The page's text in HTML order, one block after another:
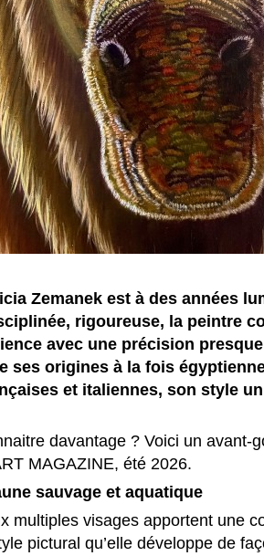
Zemanek est à des années
rigoureuse, la peintre
avec une précision
ses origines à la fois
et italiennes, son style
davantage ? Voici un avant-
MAGAZINE, été 2026.
sauvage et aquatique
multiples visages apportent une
pictural qu’elle développe de